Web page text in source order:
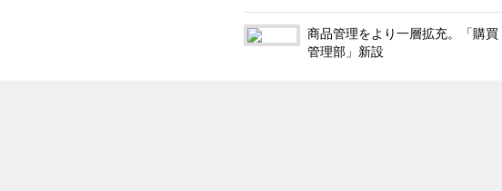
商品管理をより一層拡充。「購買
管理部」新設